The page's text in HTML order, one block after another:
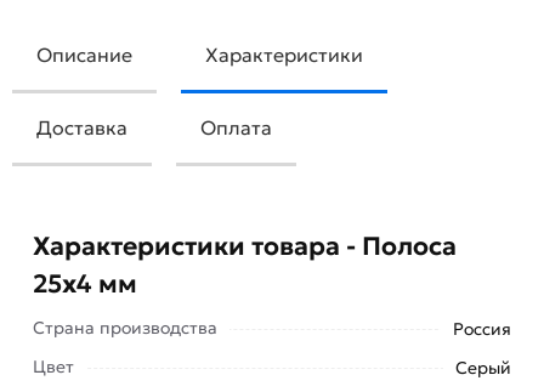
Описание Характеристики
Доставка Оплата
Характеристики товара - Полоса
25х4 мм
Страна производства
Россия
Цвет
Серый